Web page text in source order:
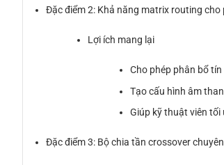
Đặc điểm 2: Khả năng matrix routing
Lợi ích mang lại
Cho phép phân bổ
Tạo cấu hình âm
Giúp kỹ thuật viên tối
Đặc điểm 3: Bộ chia tần crossover